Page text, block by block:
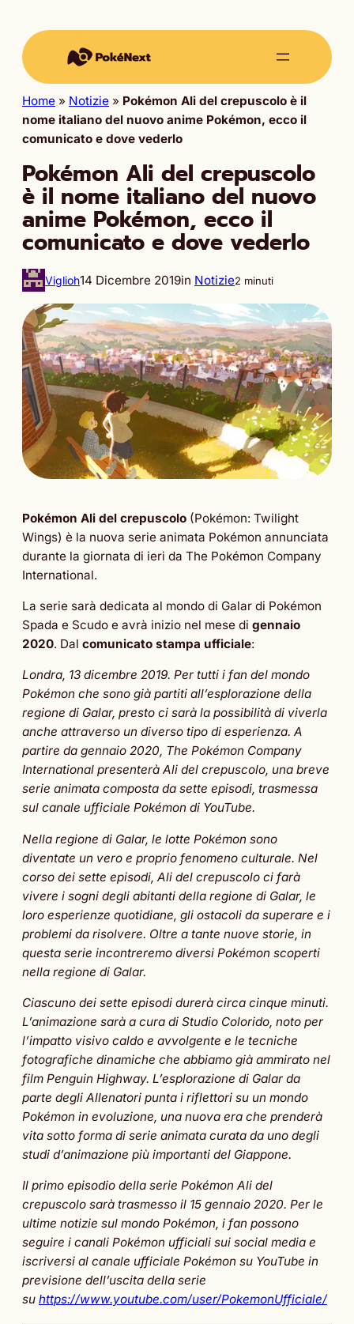
Home » Notizie » Pokémon Ali del crepuscolo è il
nome italiano del nuovo anime Pokémon, ecco il
comunicato e dove vederlo
Pokémon Ali del crepuscolo
è il nome italiano del nuovo
anime Pokémon, ecco il
comunicato e dove vederlo
Viglioh14 Dicembre 2019in Notizie2 minuti
Pokémon Ali del crepuscolo (Pokémon: Twilight
Wings) è la nuova serie animata Pokémon annunciata
durante la giornata di ieri da The Pokémon Company
International.
La serie sarà dedicata al mondo di Galar di Pokémon
Spada e Scudo e avrà inizio nel mese di gennaio
2020. Dal comunicato stampa ufficiale:
Londra, 13 dicembre 2019. Per tutti i fan del mondo
Pokémon che sono già partiti all’esplorazione della
regione di Galar, presto ci sarà la possibilità di viverla
anche attraverso un diverso tipo di esperienza. A
partire da gennaio 2020, The Pokémon Company
International presenterà Ali del crepuscolo, una breve
serie animata composta da sette episodi, trasmessa
sul canale ufficiale Pokémon di YouTube.
Nella regione di Galar, le lotte Pokémon sono
diventate un vero e proprio fenomeno culturale. Nel
corso dei sette episodi, Ali del crepuscolo ci farà
vivere i sogni degli abitanti della regione di Galar, le
loro esperienze quotidiane, gli ostacoli da superare e i
problemi da risolvere. Oltre a tante nuove storie, in
questa serie incontreremo diversi Pokémon scoperti
nella regione di Galar.
Ciascuno dei sette episodi durerà circa cinque minuti.
L’animazione sarà a cura di Studio Colorido, noto per
l’impatto visivo caldo e avvolgente e le tecniche
fotografiche dinamiche che abbiamo già ammirato nel
film Penguin Highway. L’esplorazione di Galar da
parte degli Allenatori punta i riflettori su un mondo
Pokémon in evoluzione, una nuova era che prenderà
vita sotto forma di serie animata curata da uno degli
studi d’animazione più importanti del Giappone.
Il primo episodio della serie Pokémon Ali del
crepuscolo sarà trasmesso il 15 gennaio 2020. Per le
ultime notizie sul mondo Pokémon, i fan possono
seguire i canali Pokémon ufficiali sui social media e
iscriversi al canale ufficiale Pokémon su YouTube in
previsione dell’uscita della serie
su https://www.youtube.com/user/PokemonUfficiale/